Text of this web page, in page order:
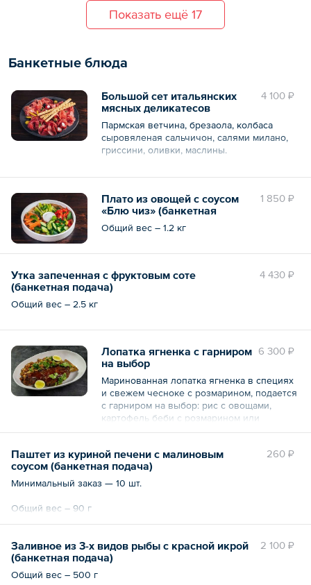
Показать ещё 17
Банкетные блюда
4 100 ₽
Большой сет итальянских
мясных деликатесов
(банкетная подача)
Пармская ветчина, брезаола, колбаса
сыровяленая сальчичон, салями милано,
гриссини, оливки, маслины.
Общий вес – 580 г
1 850 ₽
Плато из овощей с соусом
«Блю чиз» (банкетная
подача)
Общий вес – 1.2 кг
4 430 ₽
Утка запеченная с фруктовым соте
(банкетная подача)
Общий вес – 2.5 кг
6 300 ₽
Лопатка ягненка с гарниром
на выбор
Маринованная лопатка ягненка в специях
и свежем чесноке с розмарином, подается
с гарниром на выбор: рис с овощами,
картофель беби с розмарином или
печеные овощи.
Общий вес – 1.9 кг 260 ₽
Паштет из куриной печени с малиновым
соусом (банкетная подача)
Минимальный заказ — 10 шт.
Общий вес – 90 г
2 100 ₽
Заливное из 3-х видов рыбы с красной икрой
(банкетная подача)
Общий вес – 500 г